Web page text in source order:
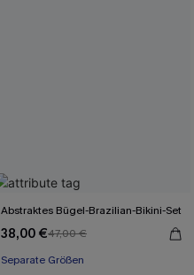
Abstraktes Bügel-Brazilian-Bikini-Set
38,00 €47,00 €
Separate Größen